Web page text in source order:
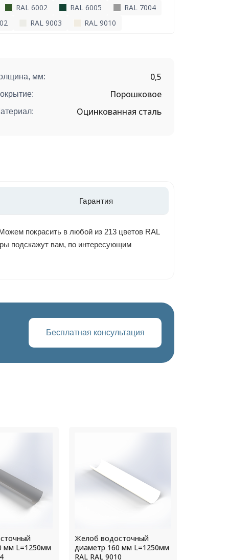
RAL 6002 RAL 6005
RAL 7004
RAL 9003 RAL 9010
мм: 0,5
Порошковое
Оцинкованная сталь
Гарантия
покрасить в любой из 213 цветов RAL
подскажут вам, по интересующим
Бесплатная консультация
мм L=1250мм
Желоб водосточный
диаметр 125 мм L=2000мм
RAL Цинк